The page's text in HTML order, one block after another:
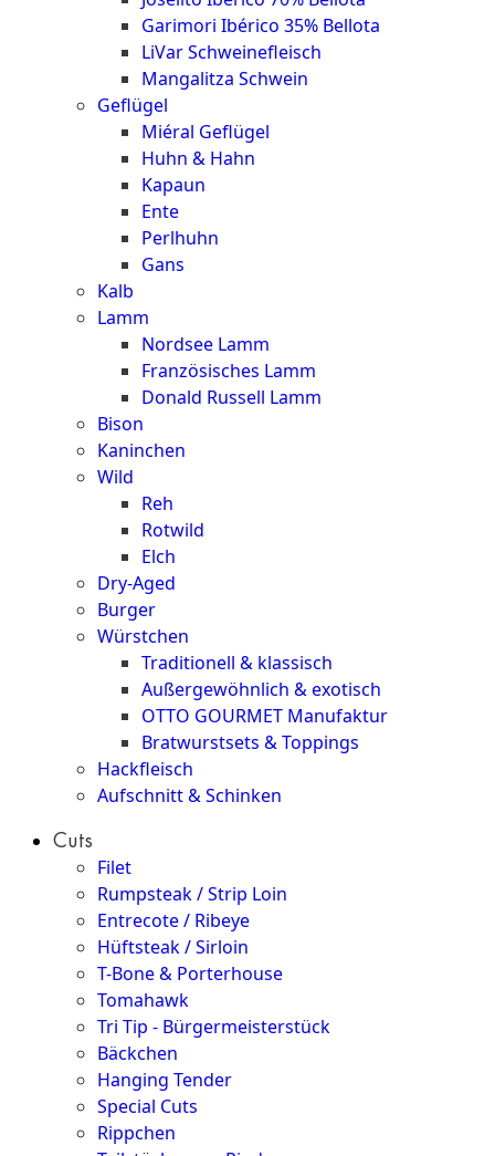
Garimori Ibérico 35% Bellota
LiVar Schweinefleisch
Mangalitza Schwein
Geflügel
Miéral Geflügel
Huhn & Hahn
Kapaun
Ente
Perlhuhn
Gans
Kalb
Lamm
Nordsee Lamm
Französisches Lamm
Donald Russell Lamm
Bison
Kaninchen
Wild
Reh
Rotwild
Elch
Dry-Aged
Burger
Würstchen
Traditionell & klassisch
Außergewöhnlich & exotisch
OTTO GOURMET Manufaktur
Bratwurstsets & Toppings
Hackfleisch
Aufschnitt & Schinken
Cuts
Filet
Rumpsteak / Strip Loin
Entrecote / Ribeye
Hüftsteak / Sirloin
T-Bone & Porterhouse
Tomahawk
Tri Tip - Bürgermeisterstück
Bäckchen
Hanging Tender
Special Cuts
Rippchen